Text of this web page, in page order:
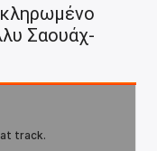
Σαουάχ-